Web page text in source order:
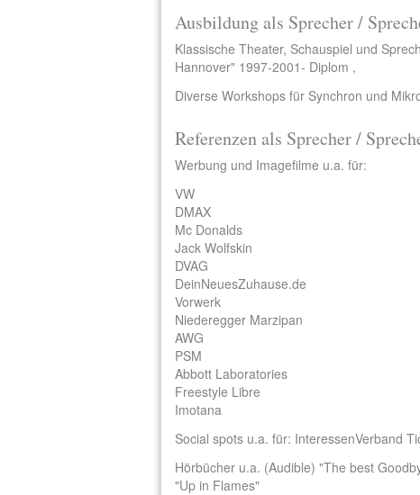
Ausbildung als Sprecher /
Klassische Theater, Schauspiel und
Hannover" 1997-2001- Diplom ,
Diverse Workshops für Synchron und
Referenzen als Sprecher /
Werbung und Imagefilme u.a. für:
VW
DMAX
Mc Donalds
Jack Wolfskin
DVAG
DeinNeuesZuhause.de
Vorwerk
Niederegger Marzipan
AWG
PSM
Abbott Laboratories
Freestyle Libre
Imotana
Social spots u.a. für: InteressenVerband
Hörbücher u.a. (Audible) "The best
"Up in Flames"